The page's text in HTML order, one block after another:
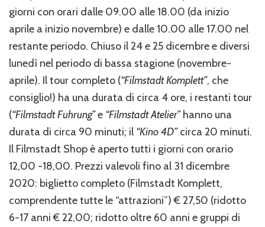
giorni con orari dalle 09.00 alle 18.00 (da inizio
aprile a inizio novembre) e dalle 10.00 alle 17.00 nel
restante periodo. Chiuso il 24 e 25 dicembre e diversi
lunedì nel periodo di bassa stagione (novembre-
aprile). Il tour completo (“Filmstadt Komplett”, che
consiglio!) ha una durata di circa 4 ore, i restanti tour
(“Filmstadt Fuhrung”e “Filmstadt Atelier”hanno una
durata di circa 90 minuti; il “Kino 4D”circa 20 minuti.
Il Filmstadt Shop è aperto tutti i giorni con orario
12,00 -18,00. Prezzi valevoli fino al 31 dicembre
2020: biglietto completo (Filmstadt Komplett,
comprendente tutte le “attrazioni”) € 27,50 (ridotto
6-17 anni € 22,00; ridotto oltre 60 anni e gruppi di